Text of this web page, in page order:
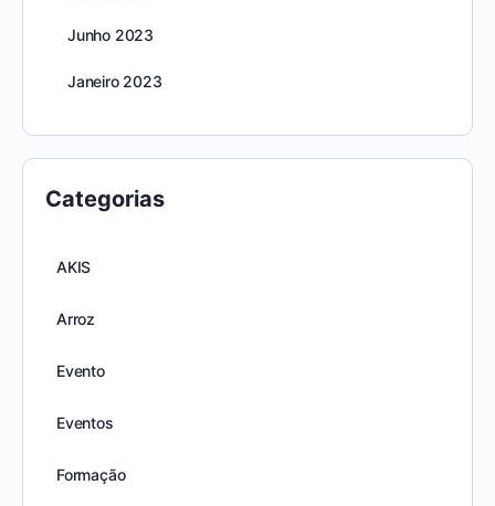
Junho 2023
Janeiro 2023
Categorias
AKIS
Arroz
Evento
Eventos
Formação